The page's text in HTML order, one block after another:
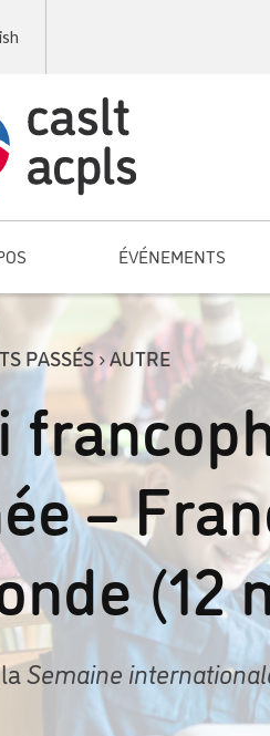
ÉVÉNEMENTS
PASSÉS › AUTRE
–
(12
laSemaine